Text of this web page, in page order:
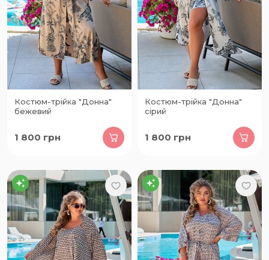
Костюм-трійка "Донна"
бежевий
1 800 грн
Костюм-трійка "Донна"
сірий
1 800 грн